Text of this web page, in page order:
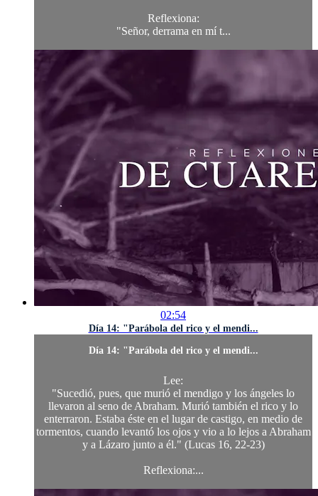
Reflexiona:
"Señor, derrama en mí t...
02:54
Día 14: "Parábola del rico y el mendi...
Día 14: "Parábola del rico y el mendi...
Lee:
"Sucedió, pues, que murió el mendigo y los ángeles lo
llevaron al seno de Abraham. Murió también el rico y lo
enterraron. Estaba éste en el lugar de castigo, en medio de
tormentos, cuando levantó los ojos y vio a lo lejos a Abraham
y a Lázaro junto a él." (Lucas 16, 22-23)
Reflexiona:...